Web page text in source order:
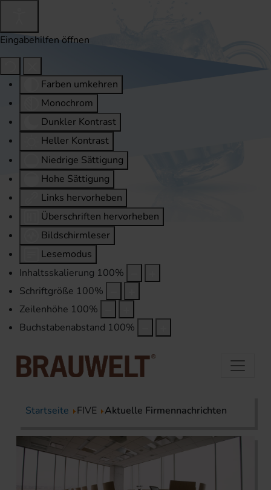
Eingabehilfen öffnen
Farben umkehren
Monochrom
Dunkler Kontrast
Heller Kontrast
Niedrige Sättigung
Hohe Sättigung
Links hervorheben
Überschriften hervorheben
Bildschirmleser
Lesemodus
Inhaltsskalierung 100%
Schriftgröße 100%
Zeilenhöhe 100%
Buchstabenabstand 100%
Startseite FIVE Aktuelle Firmennachrichten